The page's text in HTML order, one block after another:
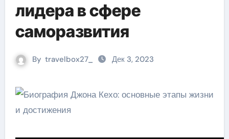
лидера в сфере
саморазвития
By travelbox27_ Дек 3, 2023